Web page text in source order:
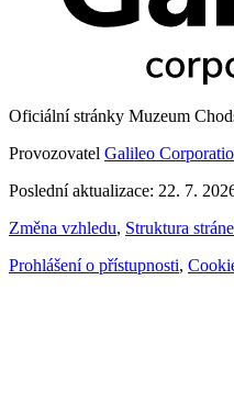
Oficiální stránky Muzeum
Provozovatel Galileo
Poslední aktualizace: 22. 7.
Změna vzhledu, Struktura
Prohlášení o přístupnosti,